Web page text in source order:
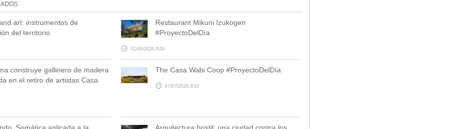
art: instrumentos de
del territorio
Restaurant Mikuni Izukogen
#ProyectoDelDía
02/09/2020, 8:00
construye gallinero de madera
en el retiro de artistas Casa
The Casa Wabi Coop #ProyectoDelDía
07/07/2020, 8:00